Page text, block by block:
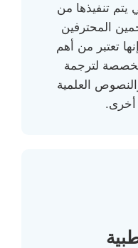
يتم تنفيذها من
المحترفين
تعتبر من أهم
لترجمة
والنصوص العلمية
أخرى.